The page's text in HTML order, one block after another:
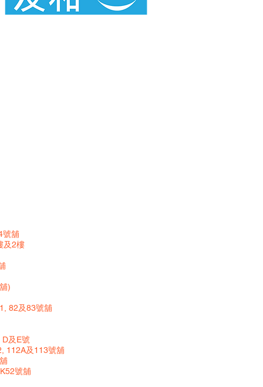
號舖
及2樓
)
82及83號舖
及E號
112A及113號舖
號舖